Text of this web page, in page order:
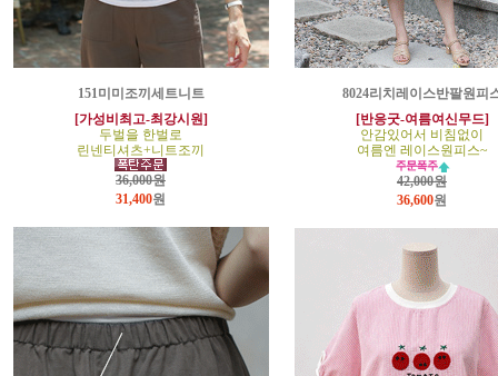
151미미조끼세트니트
[가성비최고-최강시원]
두벌을 한벌로
린넨티셔츠+니트조끼
36,000원
31,400원
8024리치레이스반팔원피
[반응굿-여름여신무드]
안감있어서 비침없이
여름엔 레이스원피스~
42,000원
36,600원